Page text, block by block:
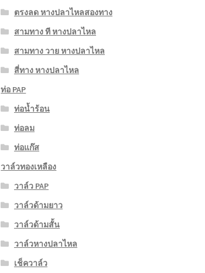
ตรงลด หางปลาไหลสองทาง
สามทาง ที หางปลาไหล
สามทาง วาย หางปลาไหล
สี่ทาง หางปลาไหล
ท่อ PAP
ท่อน้ำร้อน
ท่อลม
ท่อแก๊ส
วาล์วทองเหลือง
วาล์ว PAP
วาล์วด้ามยาว
วาล์วด้ามสั้น
วาล์วหางปลาไหล
เช็ควาล์ว